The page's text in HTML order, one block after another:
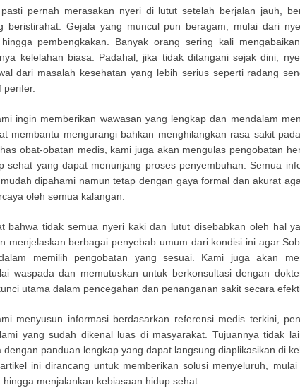
pernah merasakan nyeri di lutut setelah berjalan jauh,
beristirahat. Gejala yang muncul pun beragam, mulai dari
pembengkakan. Banyak orang sering kali
kelelahan biasa. Padahal, jika tidak ditangani sejak dini,
dari masalah kesehatan yang lebih serius seperti radang
ingin memberikan wawasan yang lengkap dan mendalam
membantu mengurangi bahkan menghilangkan rasa sakit
obat-obatan medis, kami juga akan mengulas pengobatan
sehat yang dapat menunjang proses penyembuhan. Semua
dipahami namun tetap dengan gaya formal dan akurat
oleh semua kalangan.
bahwa tidak semua nyeri kaki dan lutut disebabkan oleh hal
menjelaskan berbagai penyebab umum dari kondisi ini agar
memilih pengobatan yang sesuai. Kami juga akan
waspada dan memutuskan untuk berkonsultasi dengan
utama dalam pencegahan dan penanganan sakit secara
menyusun informasi berdasarkan referensi medis terkini,
yang sudah dikenal luas di masyarakat. Tujuannya tidak
dengan panduan lengkap yang dapat langsung diaplikasikan di
ini dirancang untuk memberikan solusi menyeluruh,
menjalankan kebiasaan hidup sehat.